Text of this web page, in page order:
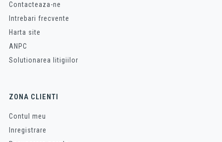
Contacteaza-ne
Intrebari frecvente
Harta site
ANPC
Solutionarea litigiilor
ZONA CLIENTI
Contul meu
Inregistrare